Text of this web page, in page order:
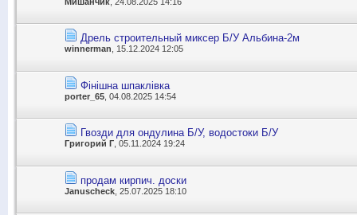
Дрель строительный миксер Б/У Альбина-2м
winnerman , 15.12.2024 12:05
Фінішна шпаклівка
porter_65 , 04.08.2025 14:54
Гвозди для ондулина Б/У, водостоки Б/У
Григорий Г , 05.11.2024 19:24
продам кирпич. доски
Januscheck , 25.07.2025 18:10